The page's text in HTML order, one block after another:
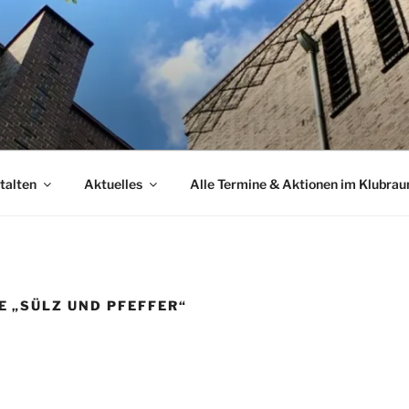
Aktuelles Alle Termine & Aktionen im
„SÜLZ UND PFEFFER“